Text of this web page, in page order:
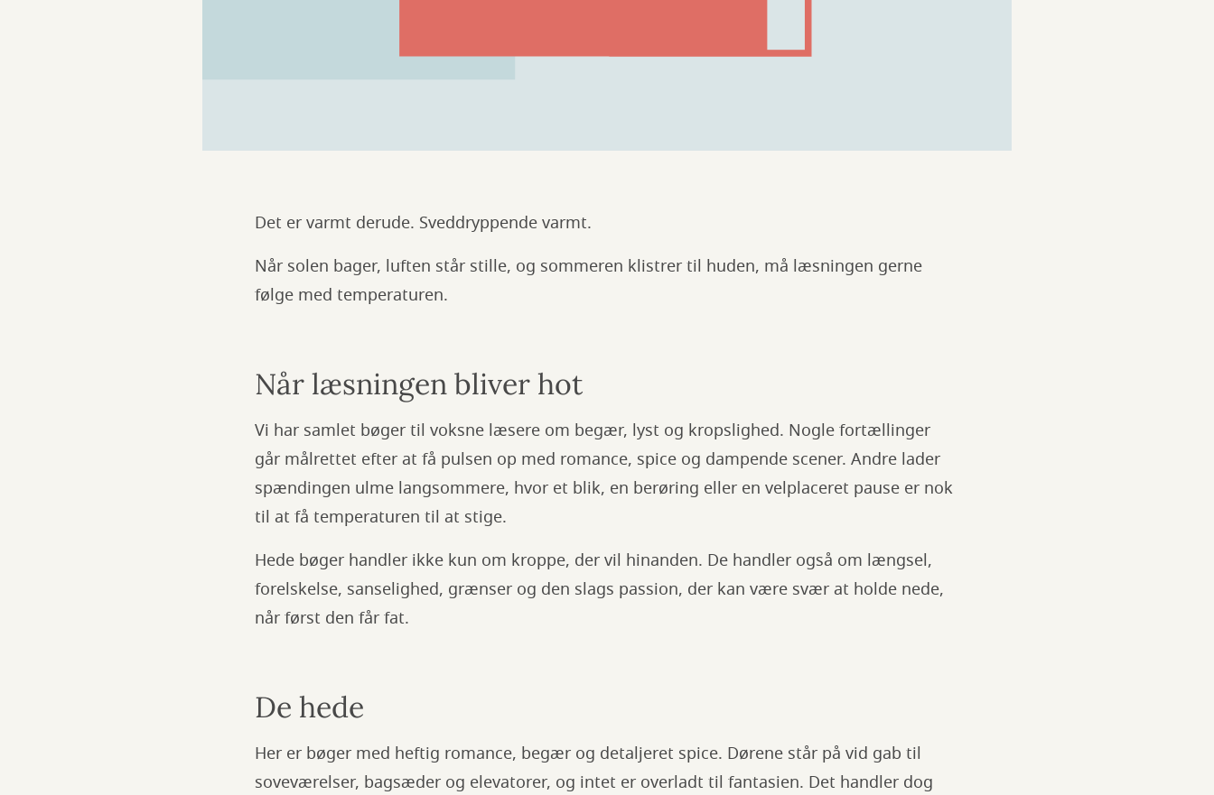
Det er varmt derude. Sveddryppende varmt.
Når solen bager, luften står stille, og sommeren klistrer til huden, må læsningen gerne
følge med temperaturen.
Når læsningen bliver hot
Vi har samlet bøger til voksne læsere om begær, lyst og kropslighed. Nogle fortællinger
går målrettet efter at få pulsen op med romance, spice og dampende scener. Andre lader
spændingen ulme langsommere, hvor et blik, en berøring eller en velplaceret pause er nok
til at få temperaturen til at stige.
Hede bøger handler ikke kun om kroppe, der vil hinanden. De handler også om længsel,
forelskelse, sanselighed, grænser og den slags passion, der kan være svær at holde nede,
når først den får fat.
De hede
Her er bøger med heftig romance, begær og detaljeret spice. Dørene står på vid gab til
soveværelser, bagsæder og elevatorer, og intet er overladt til fantasien. Det handler dog